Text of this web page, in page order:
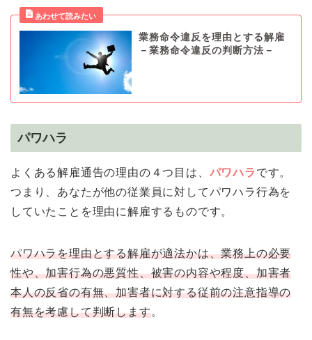
業務命令違反を理由とする解雇
－業務命令違反の判断方法－
パワハラ
よくある解雇通告の理由の４つ目は、 パワハラ です。
つまり、あなたが他の従業員に対してパワハラ行為を
していたことを理由に解雇するものです。
パワハラを理由とする解雇が適法かは、業務上の必要
性や、加害行為の悪質性、被害の内容や程度、加害者
本人の反省の有無、加害者に対する従前の注意指導の
有無を考慮して判断します。